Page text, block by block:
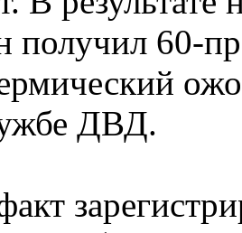
получил 60-
ДВД.